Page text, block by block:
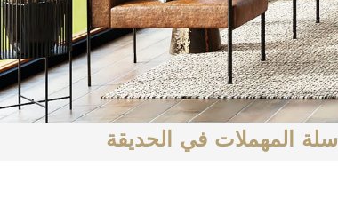
سلة المهملات في الحديقة